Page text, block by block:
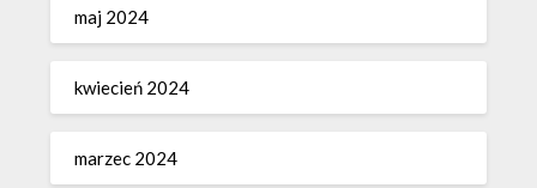
maj 2024
kwiecień 2024
marzec 2024